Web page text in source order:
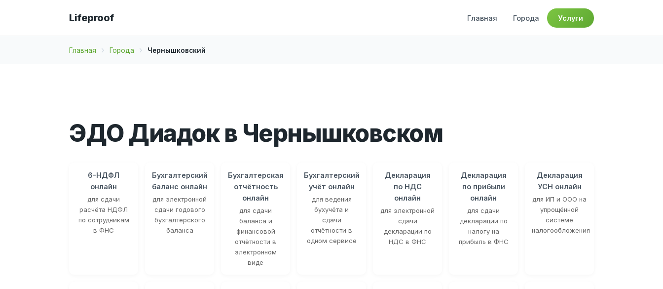
Lifeproof Главная Города Услуги
Главная Города Чернышковский
ЭДО Диадок в Чернышковском
6-НДФЛ
онлайн
для сдачи
расчёта НДФЛ
по сотрудникам
в ФНС
Бухгалтерский
баланс онлайн
для электронной
сдачи годового
бухгалтерского
баланса
Бухгалтерская
отчётность
онлайн
для сдачи
баланса и
финансовой
отчётности в
электронном
виде
Бухгалтерский
учёт онлайн
для ведения
бухучёта и
сдачи
отчётности в
одном сервисе
Декларация
по НДС
онлайн
для электронной
сдачи
декларации по
НДС в ФНС
Декларация
по прибыли
онлайн
для сдачи
декларации по
налогу на
прибыль в ФНС
Декларация
УСН онлайн
для ИП и ООО на
упрощённой
системе
налогообложения